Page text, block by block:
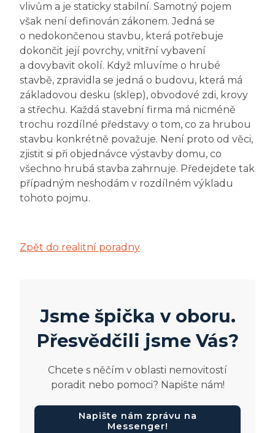
vlivům a je staticky stabilní. Samotný pojem
však není definován zákonem. Jedná se
o nedokončenou stavbu, která potřebuje
dokončit její povrchy, vnitřní vybavení
a dovybavit okolí. Když mluvíme o hrubé
stavbě, zpravidla se jedná o budovu, která má
základovou desku (sklep), obvodové zdi, krovy
a střechu. Každá stavební firma má nicméně
trochu rozdílné představy o tom, co za hrubou
stavbu konkrétně považuje. Není proto od věci,
zjistit si při objednávce výstavby domu, co
všechno hrubá stavba zahrnuje. Předejdete tak
případným neshodám v rozdílném výkladu
tohoto pojmu.
Zpět do realitní poradny
Jsme špička v oboru.
Přesvědčili jsme Vás?
Chcete s něčím v oblasti nemovitostí
poradit nebo pomoci? Napište nám!
Napište nám zprávu na
Messenger!